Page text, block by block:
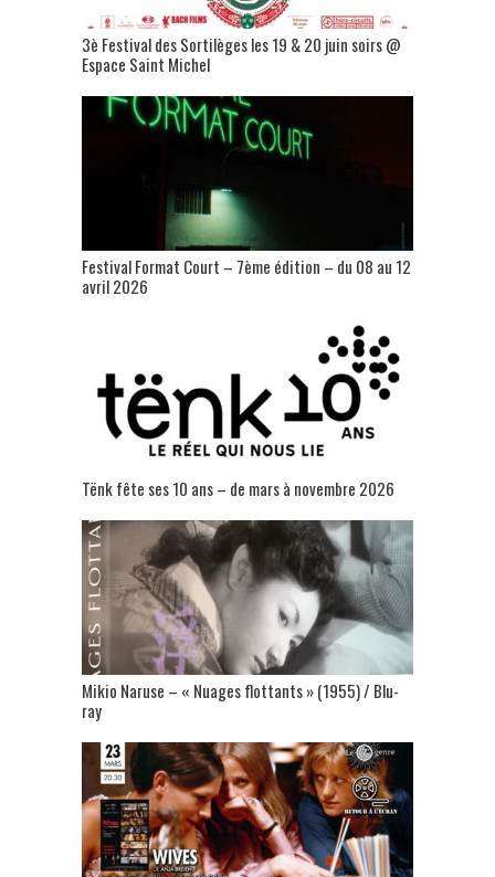
3è Festival des Sortilèges les 19 & 20 juin soirs @
Espace Saint Michel
Festival Format Court – 7ème édition – du 08 au 12
avril 2026
Tënk fête ses 10 ans – de mars à novembre 2026
Mikio Naruse – « Nuages flottants » (1955) / Blu-
ray